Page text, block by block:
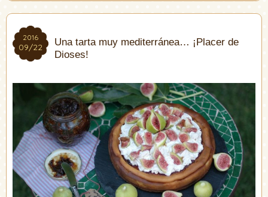
2016
09/22
2016
09/22
Una tarta muy mediterránea… ¡Placer de
Dioses!